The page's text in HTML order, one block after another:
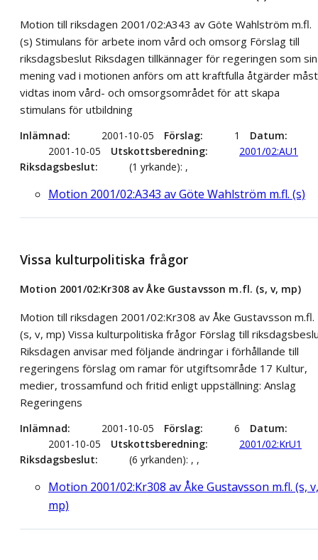
Motion till riksdagen 2001/02:A343 av Göte Wahlström m.fl.
(s) Stimulans för arbete inom vård och omsorg Förslag till
riksdagsbeslut Riksdagen tillkännager för regeringen som sin
mening vad i motionen anförs om att kraftfulla åtgärder
vidtas inom vård- och omsorgsområdet för att skapa
stimulans för utbildning
Inlämnad 2001-10-05 Förslag 1
Datum
2001-10-05
Utskottsberedning
2001/02:AU1
Riksdagsbeslut
(1 yrkande): ,
Motion 2001/02:A343 av Göte Wahlström m.fl. (s)
Vissa kulturpolitiska frågor
Motion 2001/02:Kr308 av Åke Gustavsson m.fl. (s, v, mp)
Motion till riksdagen 2001/02:Kr308 av Åke Gustavsson m.fl.
(s, v, mp) Vissa kulturpolitiska frågor Förslag till
Riksdagen anvisar med följande ändringar i förhållande till
regeringens förslag om ramar för utgiftsområde 17 Kultur,
medier, trossamfund och fritid enligt uppställning: Anslag
Regeringens
Inlämnad 2001-10-05 Förslag 6
Datum
2001-10-05
Utskottsberedning
2001/02:KrU1
Riksdagsbeslut
(6 yrkanden): , ,
Motion 2001/02:Kr308 av Åke Gustavsson m.fl. (s, v,
mp)